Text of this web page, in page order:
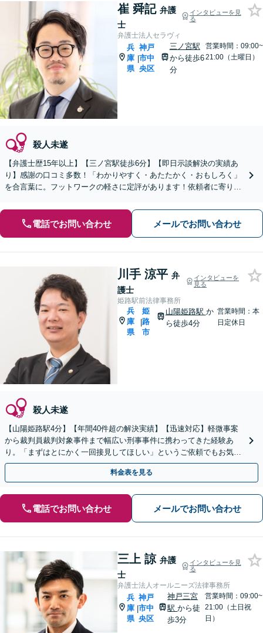
崔 舜記 弁護
士
インタビューを見
る
弁護士法人セラヴィ
兵
庫
県
|
神戸
市中
央区
三ノ宮駅
から徒歩6
分
営業時間：09:00~
21:00（土曜日）
殺人未遂
【弁護士歴15年以上】【三ノ宮駅徒歩6分】【即日示談解決の実績あ
り】感謝の口コミ多数！「わかりやすく・あたたかく・おもしろく」
を合言葉に。フットワークの軽さに定評があります！依頼者に寄り添
電話でお問い合わせ メールでお問い合わせ
川手 涼平 弁
護士
インタビューを
見る
姫路駅前法律事務所
兵
庫
県
|
姫
路
市
山陽姫路駅 か
ら徒歩4分
営業時間：本
日定休日
殺人未遂
【山陽姫路駅4分】【年間40件超の解決実績】【迅速対応】軽微事案
から裁判員裁判対象事件まで幅広い刑事事件に携わってきた経験あ
り。「まずはとにかく一回接見してほしい」というご依頼でもお気軽
にご相談ください。【即日・休日・夜間相談可】
料金表を見る
電話でお問い合わせ メールでお問い合わせ
三上 諒 弁護
士
インタビューを見
る
弁護士法人オールニーズ法律事務所
兵
庫
県
|
神戸
市中
央区
神戸三宮
駅から徒
歩3分
営業時間：09:00~
21:00（土日祝
日）